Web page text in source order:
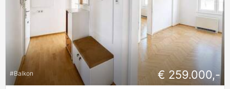
#Balkon € 259.000,-